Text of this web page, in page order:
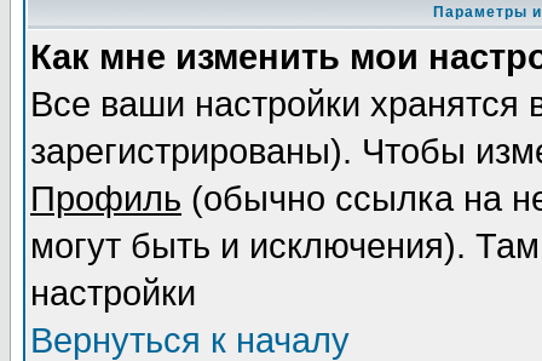
Параметры
Как мне изменить мои
Все ваши настройки
зарегистрированы). Чтобы
Профиль (обычно ссылка на
могут быть и исключения).
настройки
Вернуться к началу